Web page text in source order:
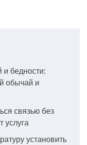
и бедности:
обычай и
связью без
услуга
установить